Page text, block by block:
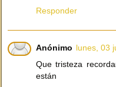
Responder
Anónimo lunes, 03
Que tristeza
están